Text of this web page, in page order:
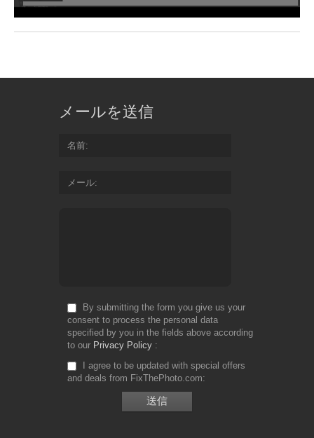
メールを送信
名前
メール
By submitting the form you give us your
consent to process the personal data
specified by you in the fields above according
to our Privacy Policy
I agree to be updated with special offers
and deals from FixThePhoto.com